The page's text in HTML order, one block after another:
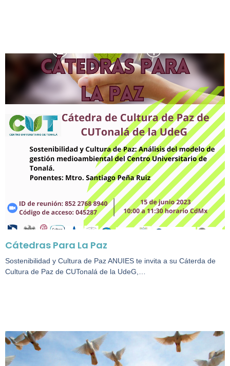
Cátedras Para La Paz
Sostenibilidad y Cultura de Paz ANUIES te invita a su Cáterda de
Cultura de Paz de CUTonalá de la UdeG,…